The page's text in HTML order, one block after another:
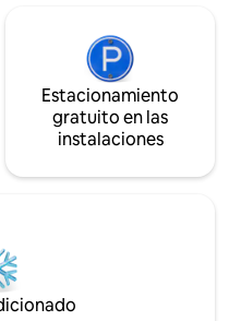
Estacionamiento
gratuito en las
instalaciones